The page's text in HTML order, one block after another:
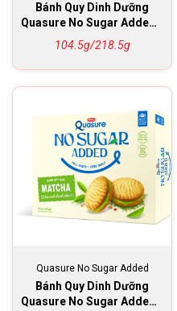
Bánh Quy Dinh Dưỡng
Quasure No Sugar Added -
Socola, Hạt & Yến mạch
104.5g/218.5g
Quasure No Sugar Added
Bánh Quy Dinh Dưỡng
Quasure No Sugar Added -